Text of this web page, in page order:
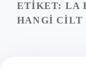
Yasal Uyarı
ETIKET: LA
HANGI CILT